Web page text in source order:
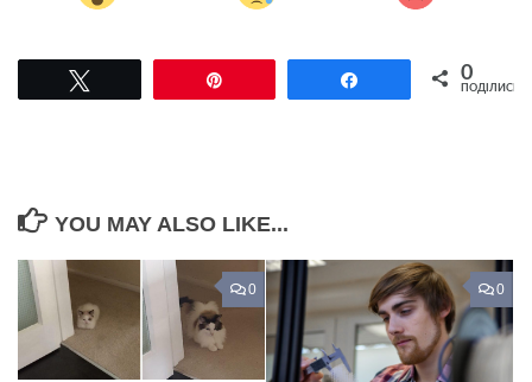
Поділитися0
ПОДІЛИСЬ
YOU MAY ALSO LIKE...
0 0